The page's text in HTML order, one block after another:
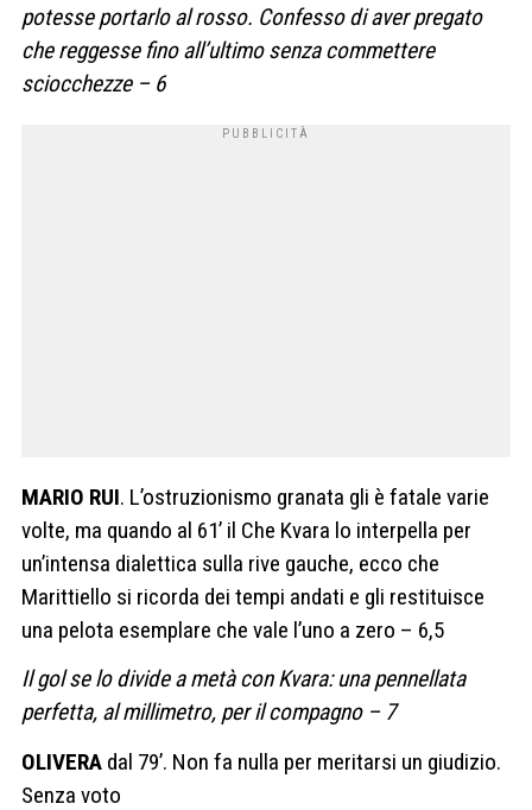
potesse portarlo al rosso. Confesso di aver pregato
che reggesse fino all’ultimo senza commettere
sciocchezze – 6
MARIO RUI. L’ostruzionismo granata gli è fatale varie
volte, ma quando al 61’ il Che Kvara lo interpella per
un’intensa dialettica sulla rive gauche, ecco che
Marittiello si ricorda dei tempi andati e gli restituisce
una pelota esemplare che vale l’uno a zero – 6,5
Il gol se lo divide a metà con Kvara: una pennellata
perfetta, al millimetro, per il compagno – 7
OLIVERA dal 79’. Non fa nulla per meritarsi un giudizio.
Senza voto